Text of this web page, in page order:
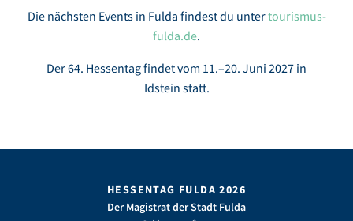
Die nächsten Events in Fulda findest du untertourismus-
fulda.de.
Der 64. Hessentag findet vom 11.–20. Juni 2027 in
Idstein statt.
HESSENTAG FULDA 2026
Der Magistrat der Stadt Fulda